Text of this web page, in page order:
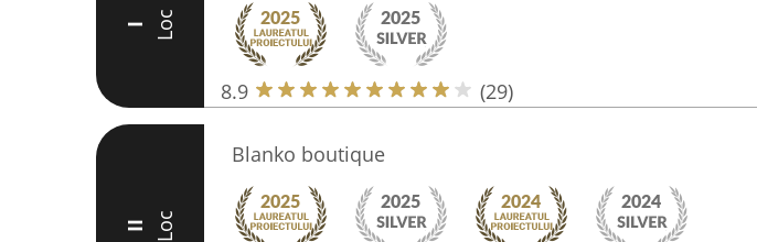
I Loc
8.9 (29)
II Loc
Blanko boutique